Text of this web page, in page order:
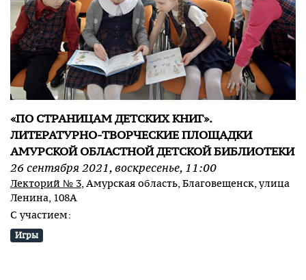
«ПО СТРАНИЦАМ ДЕТСКИХ КНИГ».
ЛИТЕРАТУРНО-ТВОРЧЕСКИЕ ПЛОЩАДКИ
АМУРСКОЙ ОБЛАСТНОЙ ДЕТСКОЙ БИБЛИОТЕКИ
26сентября 2021,воскресенье, 11:00
Лекторий № 3, Амурская область, Благовещенск, улица
Ленина, 108А
С участием:
Игры